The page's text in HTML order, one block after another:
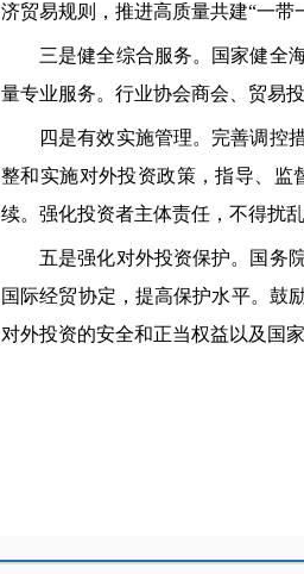
济贸易规则，推进高质量共建“一带
三是健全综合服务。国家健全
量专业服务。行业协会商会、贸易
四是有效实施管理。完善调控
整和实施对外投资政策，指导、监
续。强化投资者主体责任，不得扰
五是强化对外投资保护。国务
国际经贸协定，提高保护水平。鼓
对外投资的安全和正当权益以及国家